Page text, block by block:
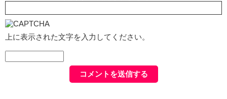
上に表示された文字を入力してください。